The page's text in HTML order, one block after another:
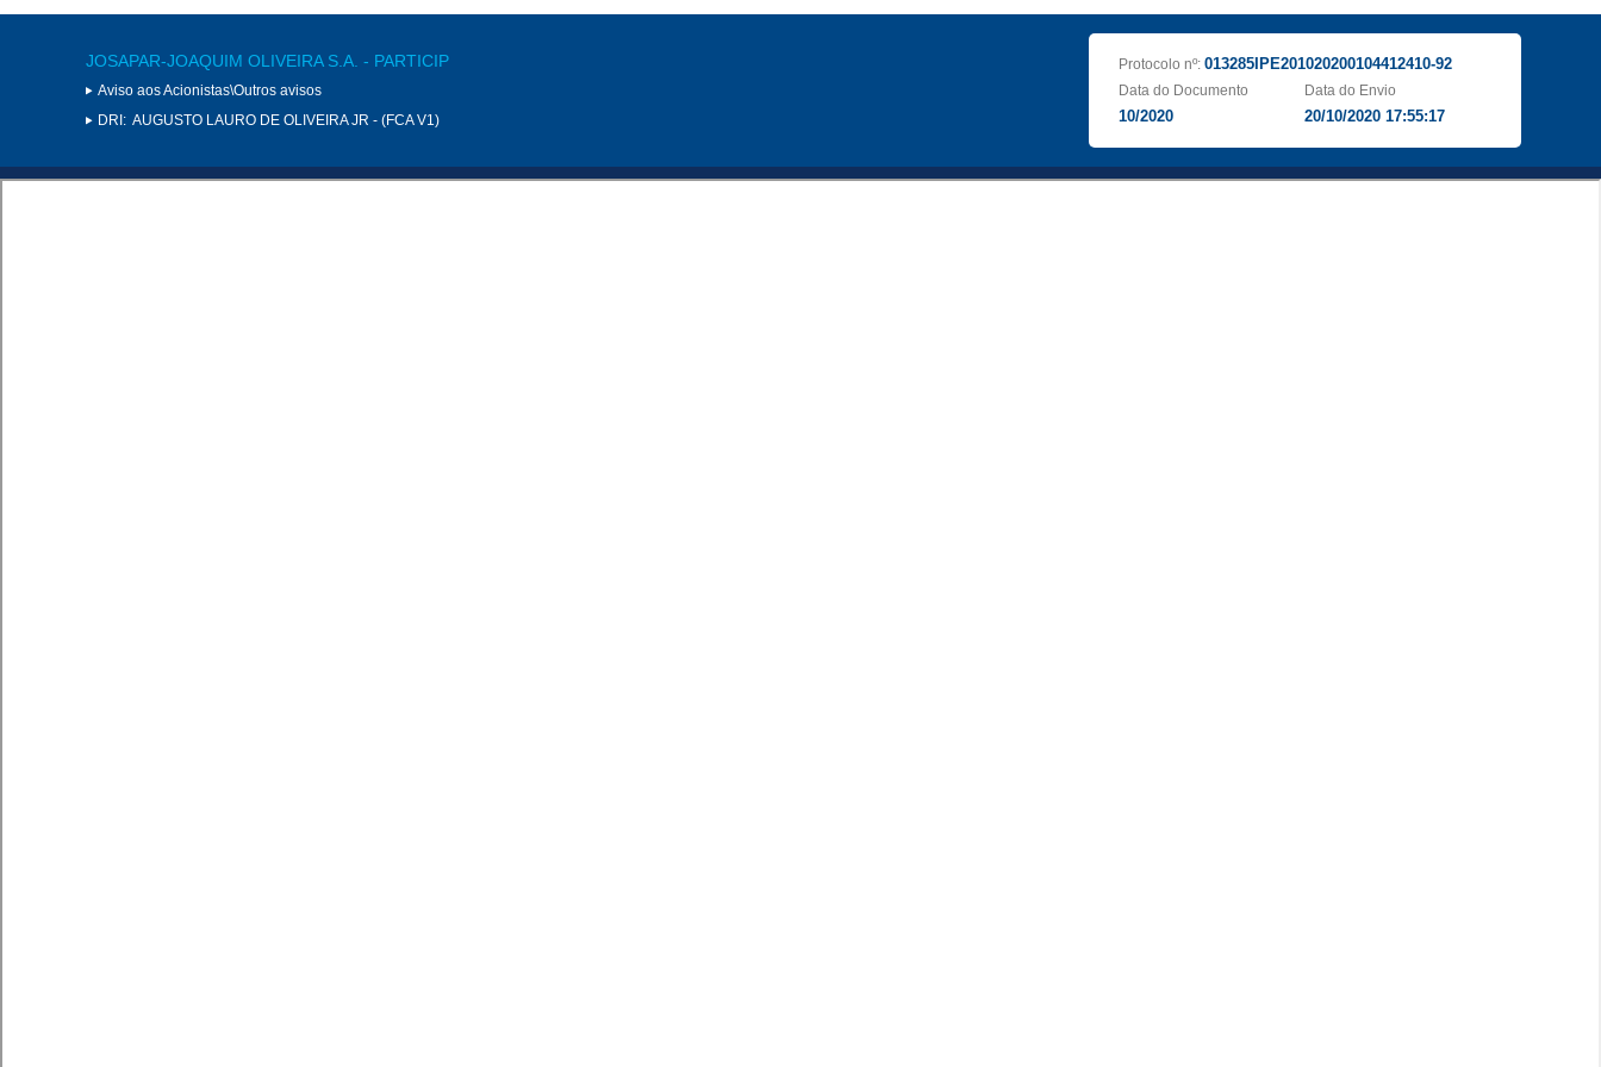
JOSAPAR-JOAQUIM OLIVEIRA S.A. - PARTICIP
Aviso aos Acionistas\Outros avisos
DRI: AUGUSTO LAURO DE OLIVEIRA JR - (FCA V1)
Protocolo nº: 013285IPE201020200104412410-92
Data do Documento
10/2020
Data do Envio
20/10/2020 17:55:17